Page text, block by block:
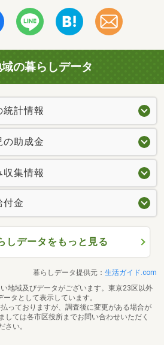
の暮らしデータ
計情報
の助成金
集情報
付金
しデータをもっと見る
暮らしデータ提供元： 生活ガイド.com
地域及びデータがございます。東京23区以外
タとして表示しています。
っておりますが、調査後に変更がある場合が
しては各市区役所までお問い合わせいただく
さい。